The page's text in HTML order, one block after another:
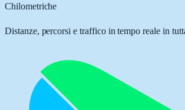
Chilometriche
Distanze, percorsi e traffico in tempo reale in